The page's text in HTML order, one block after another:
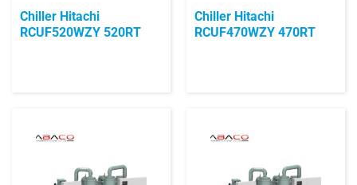
Chiller Hitachi
RCUF520WZY 520RT
Chiller Hitachi
RCUF470WZY 470RT